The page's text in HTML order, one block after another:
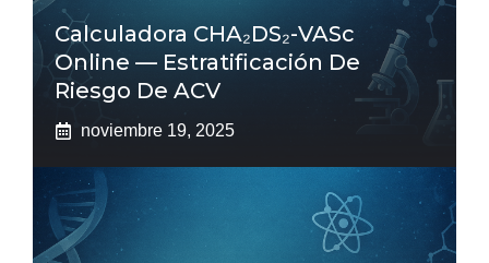
Calculadora CHA₂DS₂-VASc
Online — Estratificación De
Riesgo De ACV
noviembre 19, 2025